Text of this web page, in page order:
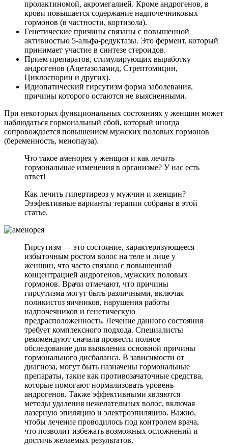
пролактиномой, акромегалией. Кроме андрогенов, в
крови повышается содержание надпочечниковых
гормонов (в частности, кортизола).
Генетические причины связаны с повышенной
активностью 5-альфа-редуктазы. Это фермент, который
принимает участие в синтезе стероидов.
Прием препаратов, стимулирующих выработку
андрогенов (Ацетазоламид, Стрептомицин,
Циклоспорин и других).
Идиопатический гирсутизм форма заболевания,
причины которого остаются не выясненными.
При некоторых функциональных состояниях у женщин может
наблюдаться гормональный сбой, который иногда
сопровождается повышением мужских половых гормонов
(беременность, менопауза).
Что такое аменорея у женщин и как лечить
гормональные изменения в организме? У нас есть
ответ!
Как лечить гипертиреоз у мужчин и женщин?
Эээфективные варианты терапии собраны в этой
статье.
Гирсутизм — это состояние, характеризующееся
избыточным ростом волос на теле и лице у
женщин, что часто связано с повышенной
концентрацией андрогенов, мужских половых
гормонов. Врачи отмечают, что причины
гирсутизма могут быть различными, включая
поликистоз яичников, нарушения работы
надпочечников и генетическую
предрасположенность. Лечение данного состояния
требует комплексного подхода. Специалисты
рекомендуют сначала провести полное
обследование для выявления основной причины
гормонального дисбаланса. В зависимости от
диагноза, могут быть назначены гормональные
препараты, такие как противозачаточные средства,
которые помогают нормализовать уровень
андрогенов. Также эффективными являются
методы удаления нежелательных волос, включая
лазерную эпиляцию и электроэпиляцию. Важно,
чтобы лечение проводилось под контролем врача,
что позволит избежать возможных осложнений и
достичь желаемых результатов.